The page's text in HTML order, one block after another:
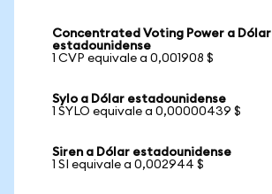
Concentrated Voting Power a Dólar
estadounidense
1 CVP equivale a 0,001908 $
Sylo a Dólar estadounidense
1 SYLO equivale a 0,00000439 $
Siren a Dólar estadounidense
1 SI equivale a 0,002944 $